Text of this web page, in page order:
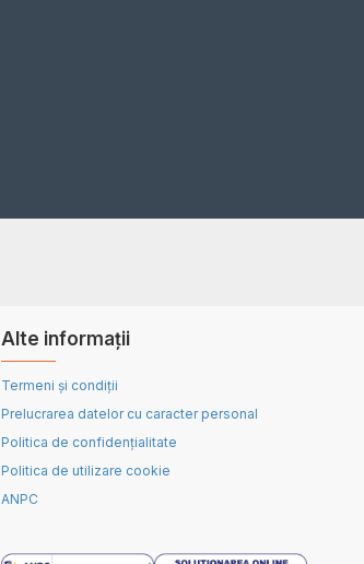
Alte informații
Termeni și condiții
Prelucrarea datelor cu caracter personal
Politica de confidențialitate
Politica de utilizare cookie
ANPC